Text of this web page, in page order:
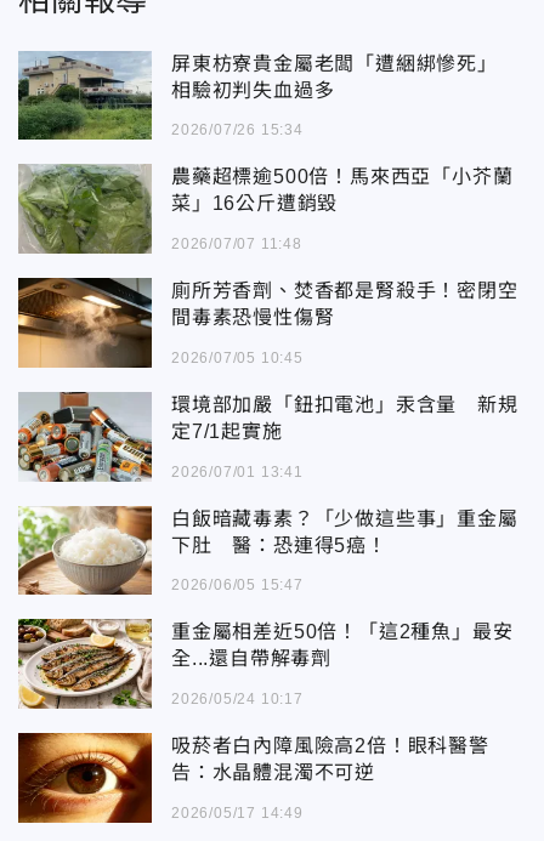
屏東枋寮貴金屬老闆「遭綑綁慘死」
相驗初判失血過多
2026/07/26 15:34
農藥超標逾500倍！馬來西亞「小芥蘭
菜」16公斤遭銷毀
2026/07/07 11:48
廁所芳香劑、焚香都是腎殺手！密閉空
間毒素恐慢性傷腎
2026/07/05 10:45
環境部加嚴「鈕扣電池」汞含量 新規
定7/1起實施
2026/07/01 13:41
白飯暗藏毒素？「少做這些事」重金屬
下肚 醫：恐連得5癌！
2026/06/05 15:47
重金屬相差近50倍！「這2種魚」最安
全...還自帶解毒劑
2026/05/24 10:17
吸菸者白內障風險高2倍！眼科醫警
告：水晶體混濁不可逆
2026/05/17 14:49